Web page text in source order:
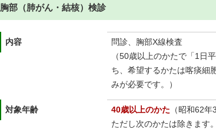
胸部（肺がん・結核）検診
内容
問診、胸部X線検査
（50歳以上のかたで「1日
ち、希望するかたは喀痰細
みが必要です。）
対象年齢 40歳以上のかた （昭和62
ただし次のかたは除きます。